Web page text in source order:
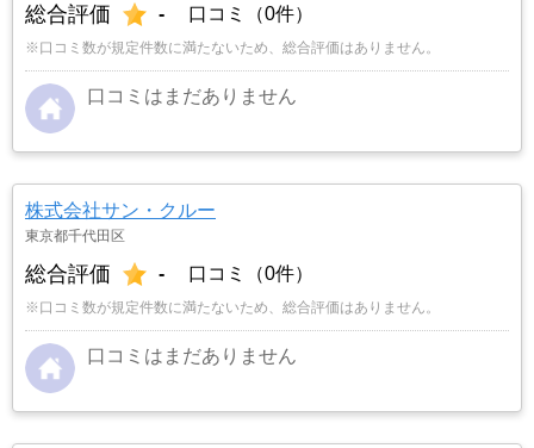
総合評価 - 口コミ（0件）
※口コミ数が規定件数に満たないため、総合評価はありません。
口コミはまだありません
株式会社サン・クルー
東京都千代田区
総合評価 - 口コミ（0件）
※口コミ数が規定件数に満たないため、総合評価はありません。
口コミはまだありません